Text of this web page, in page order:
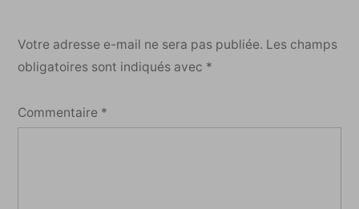
Votre adresse e-mail ne sera pas publiée. Les champs
obligatoires sont indiqués avec *
Commentaire *